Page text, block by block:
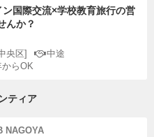
ン国際交流×学校教育旅行の営
んか？
央区]
中途
からOK
ティア
NAGOYA